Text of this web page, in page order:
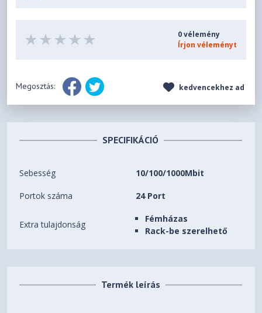
0 vélemény
Írjon véleményt
Megosztás: kedvencekhez ad
SPECIFIKÁCIÓ
Sebesség 10/100/1000Mbit
Portok száma 24 Port
Extra tulajdonság
Fémházas
Rack-be szerelhető
Termék leírás